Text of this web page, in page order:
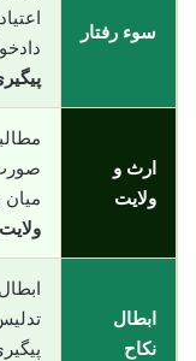
سوء رفتار
ارث و
ولایت
میان
ابطال
نکاح